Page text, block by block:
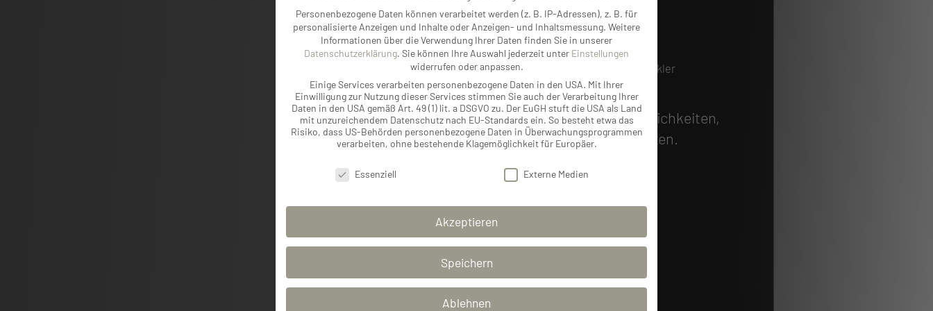
ALEXANDER
HOLLENDERS
Immobilienmakler
Nutzen Sie eine der Möglichkeiten,
mit mir in Kontakt zu treten.
Personenbezogene Daten können verarbeitet werden (z. B. IP-Adressen), z. B. für
personalisierte Anzeigen und Inhalte oder Anzeigen- und Inhaltsmessung. Weitere
Informationen über die Verwendung Ihrer Daten finden Sie in unserer
Datenschutzerklärung. Sie können Ihre Auswahl jederzeit unter Einstellungen
widerrufen oder anpassen.
Einige Services verarbeiten personenbezogene Daten in den USA. Mit Ihrer
Einwilligung zur Nutzung dieser Services stimmen Sie auch der Verarbeitung Ihrer
Daten in den USA gemäß Art. 49 (1) lit. a DSGVO zu. Der EuGH stuft die USA als Land
mit unzureichendem Datenschutz nach EU-Standards ein. So besteht etwa das
Risiko, dass US-Behörden personenbezogene Daten in Überwachungsprogrammen
verarbeiten, ohne bestehende Klagemöglichkeit für Europäer.
Essenziell
Externe Medien
Akzeptieren
Speichern
Ablehnen